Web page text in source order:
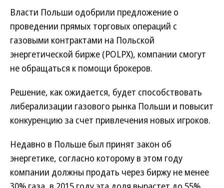
Власти Польши одобрили предложение о
проведении прямых торговых операций с
газовыми контрактами на Польской
энергетической бирже (POLPX), компании смогут
не обращаться к помощи брокеров.
Решение, как ожидается, будет способствовать
либерализации газового рынка Польши и повысит
конкуренцию за счет привлечения новых игроков.
Недавно в Польше был принят закон об
энергетике, согласно которому в этом году
компании должны продать через биржу не менее